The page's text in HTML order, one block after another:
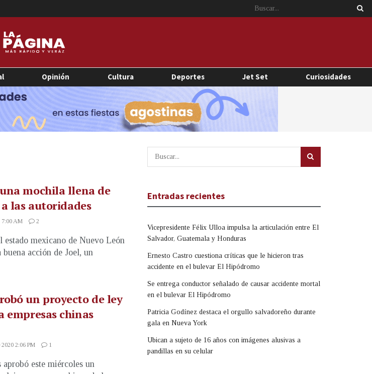
Opinión Cultura Deportes Jet Set Curiosidades
mochila llena de
las autoridades
AM 2
mexicano de Nuevo León
acción de Joel, un
un proyecto de ley
empresas chinas
2:06 PM 1
este miércoles un
Entradas recientes
Vicepresidente Félix Ulloa impulsa la articulación entre El
Salvador, Guatemala y Honduras
Ernesto Castro cuestiona críticas que le hicieron tras
accidente en el bulevar El Hipódromo
Se entrega conductor señalado de causar accidente mortal
en el bulevar El Hipódromo
Patricia Godínez destaca el orgullo salvadoreño durante
gala en Nueva York
Ubican a sujeto de 16 años con imágenes alusivas a
pandillas en su celular